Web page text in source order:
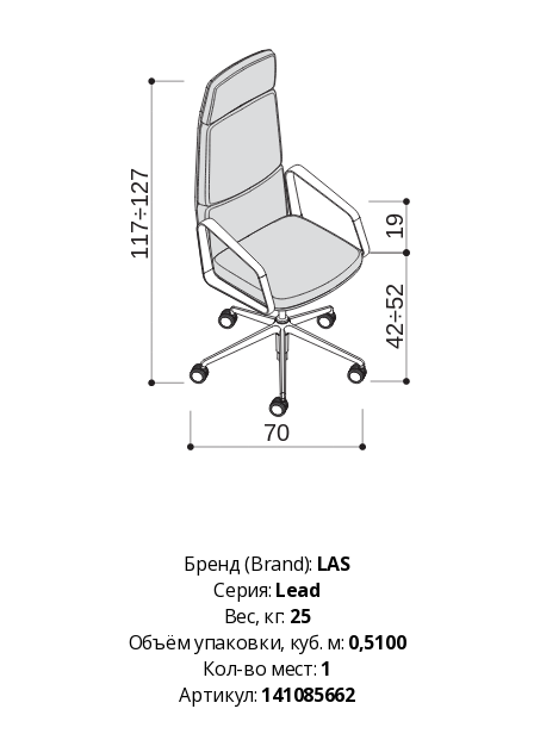
Бренд (Brand): LAS
Серия: Lead
Вес, кг: 25
Объём упаковки, куб. м: 0,5100
Кол-во мест: 1
Артикул: 141085662